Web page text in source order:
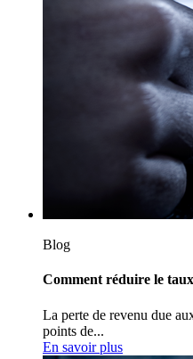
Blog
Comment réduire le
La perte de revenu due
points de...
En savoir plus